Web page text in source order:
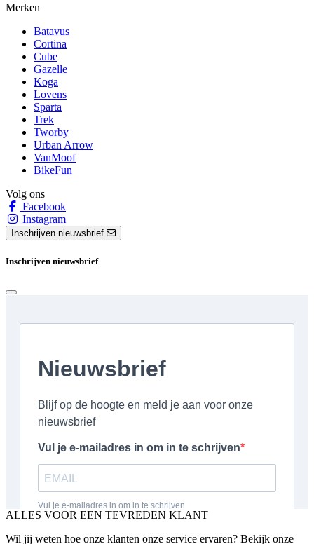
Merken
Batavus
Cortina
Cube
Gazelle
Koga
Lovens
Sparta
Trek
Tworby
Urban Arrow
VanMoof
BikeFun
Volg ons
Facebook
Instagram
Inschrijven nieuwsbrief
Inschrijven nieuwsbrief
ALLES VOOR EEN TEVREDEN KLANT
Wil jij weten hoe onze klanten onze service ervaren? Bekijk onze